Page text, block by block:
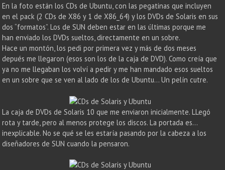
En la foto están los CDs de Ubuntu, con las pegatinas que incluyen
en el pack (2 CDs de X86 y 1 de X86_64) y los DVDs de Solaris en sus
dos “formatos”. Los de SUN deben estar en las últimas porque me
han enviado los DVDs sueltos, directamente en un sobre.
Hace un montón, los pedi por primera vez y más de dos meses
depués me llegaron (esos son los de la caja de DVD). Como creía que
ya no me llegaban los volví a pedir y me han mandado esos sueltos
en un sobre que se ven al lado de los de Ubuntu… Un pelín cutre.
La caja de DVDs de Solaris 10 que me enviaron inicialmente. LLegó
rota y tarde, pero al menos protege los discos. La portada es…
inexplicable. No se qué se les estaría pasando por la cabeza a los
diseñadores de SUN cuando la pensaron.